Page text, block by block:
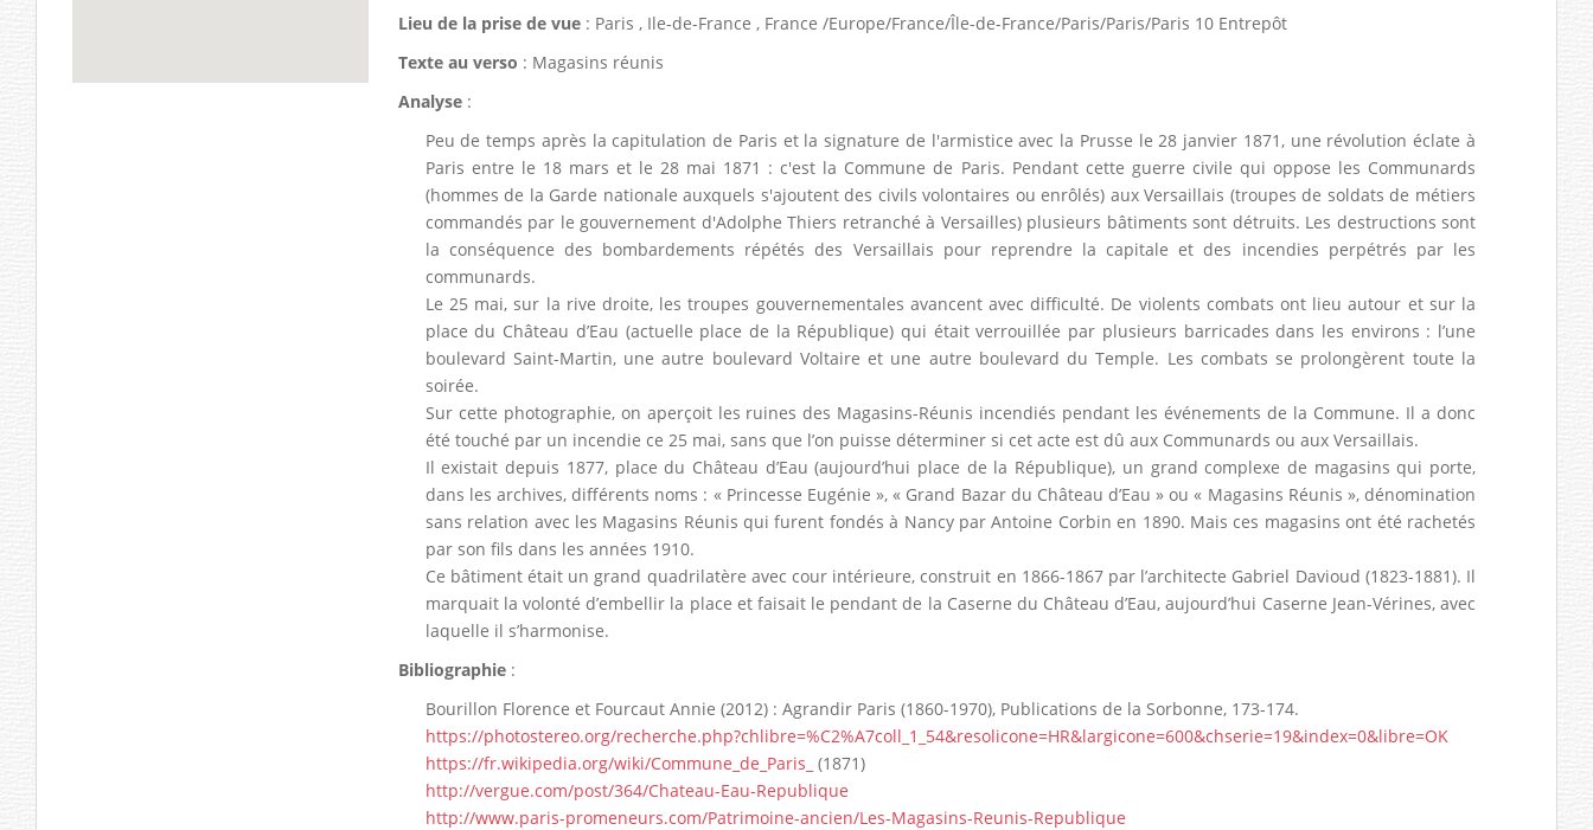
Lieu de la prise de vue : Paris , Ile-de-France , France /Europe/France/Île-de-France/Paris/Paris/Paris 10 Entrepôt
Texte au verso : Magasins réunis
Analyse :
Peu de temps après la capitulation de Paris et la signature de l'armistice avec la Prusse le 28 janvier 1871, une révolution éclate à
Paris entre le 18 mars et le 28 mai 1871 : c'est la Commune de Paris. Pendant cette guerre civile qui oppose les Communards
(hommes de la Garde nationale auxquels s'ajoutent des civils volontaires ou enrôlés) aux Versaillais (troupes de soldats de métiers
commandés par le gouvernement d'Adolphe Thiers retranché à Versailles) plusieurs bâtiments sont détruits. Les destructions sont
la conséquence des bombardements répétés des Versaillais pour reprendre la capitale et des incendies perpétrés par les
communards.
Le 25 mai, sur la rive droite, les troupes gouvernementales avancent avec difficulté. De violents combats ont lieu autour et sur la
place du Château d’Eau (actuelle place de la République) qui était verrouillée par plusieurs barricades dans les environs : l’une
boulevard Saint-Martin, une autre boulevard Voltaire et une autre boulevard du Temple. Les combats se prolongèrent toute la
soirée.
Sur cette photographie, on aperçoit les ruines des Magasins-Réunis incendiés pendant les événements de la Commune. Il a donc
été touché par un incendie ce 25 mai, sans que l’on puisse déterminer si cet acte est dû aux Communards ou aux Versaillais.
Il existait depuis 1877, place du Château d’Eau (aujourd’hui place de la République), un grand complexe de magasins qui porte,
dans les archives, différents noms : « Princesse Eugénie », « Grand Bazar du Château d’Eau » ou « Magasins Réunis », dénomination
sans relation avec les Magasins Réunis qui furent fondés à Nancy par Antoine Corbin en 1890. Mais ces magasins ont été rachetés
par son fils dans les années 1910.
Ce bâtiment était un grand quadrilatère avec cour intérieure, construit en 1866-1867 par l’architecte Gabriel Davioud (1823-1881). Il
marquait la volonté d’embellir la place et faisait le pendant de la Caserne du Château d’Eau, aujourd’hui Caserne Jean-Vérines, avec
laquelle il s’harmonise.
Bibliographie :
Bourillon Florence et Fourcaut Annie (2012) : Agrandir Paris (1860-1970), Publications de la Sorbonne, 173-174.
https://photostereo.org/recherche.php?chlibre=%C2%A7coll_1_54&resolicone=HR&largicone=600&chserie=19&index=0&libre=OK
https://fr.wikipedia.org/wiki/Commune_de_Paris_ (1871)
http://vergue.com/post/364/Chateau-Eau-Republique
http://www.paris-promeneurs.com/Patrimoine-ancien/Les-Magasins-Reunis-Republique